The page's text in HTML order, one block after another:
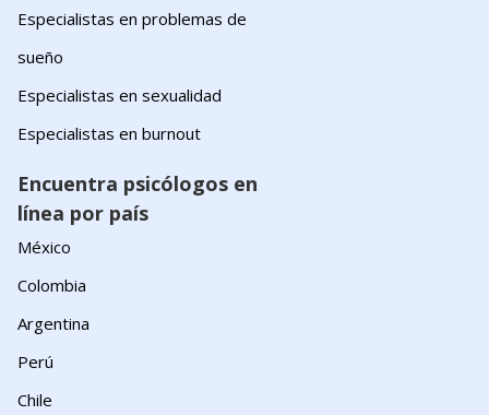
Especialistas en problemas de
sueño
Especialistas en sexualidad
Especialistas en burnout
Encuentra psicólogos en
línea por país
México
Colombia
Argentina
Perú
Chile